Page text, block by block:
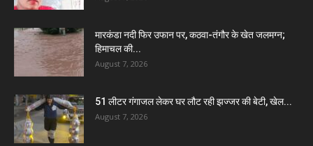
मारकंडा नदी फिर उफान पर, कठवा-तंगौर के खेत जलमग्न;
हिमाचल की...
August 7, 2026
51 लीटर गंगाजल लेकर घर लौट रही झज्जर की बेटी, खेल...
August 7, 2026